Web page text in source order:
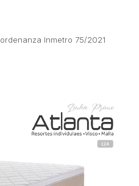
Inmetro 75/2021